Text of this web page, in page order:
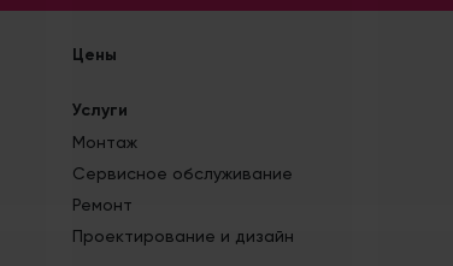
Цены
Услуги
Монтаж
Сервисное обслуживание
Ремонт
Проектирование и дизайн